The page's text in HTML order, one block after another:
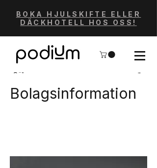
BOKA HJULSKIFTE ELLER
DÄCKHOTELL HOS OSS!
Bolagsinformation